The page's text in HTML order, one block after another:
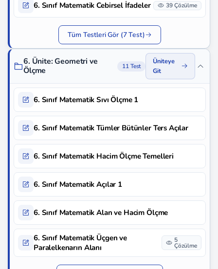
6. Sınıf Matematik Cebirsel İfadeler 39 Çözülme
Tüm Testleri Gör (7 Test)
6. Ünite: Geometri ve
Ölçme
11 Test
Üniteye
Git
6. Sınıf Matematik Sıvı Ölçme 1
6. Sınıf Matematik Tümler Bütünler Ters Açılar
6. Sınıf Matematik Hacim Ölçme Temelleri
6. Sınıf Matematik Açılar 1
6. Sınıf Matematik Alan ve Hacim Ölçme
6. Sınıf Matematik Üçgen ve
Paralelkenarın Alanı
5
Çözülme